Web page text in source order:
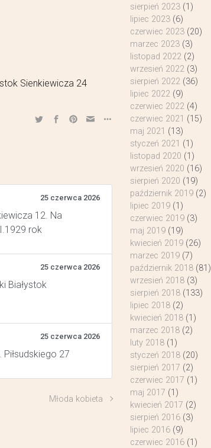
Sienkiewicza 24
25 czerwca 2026
12. Na
rok
25 czerwca 2026
Białystok
25 czerwca 2026
27
Młoda kobieta
sierpień 2023(1)
lipiec 2023(6)
czerwiec 2023(20)
marzec 2023(3)
listopad 2022(2)
wrzesień 2022(3)
sierpień 2022(36)
lipiec 2022(9)
czerwiec 2022(4)
czerwiec 2021 (15)
maj 2021 (13)
styczeń 2021 (1)
listopad 2020 (1)
wrzesień 2020 (16)
sierpień 2020 (19)
październik 2019(2)
lipiec 2019(1)
czerwiec 2019(3)
maj 2019(19)
kwiecień 2019(26)
marzec 2019(7)
październik 2018(81)
wrzesień 2018(3)
sierpień 2018(133)
lipiec 2018(2)
kwiecień 2018(1)
marzec 2018(2)
luty 2018(1)
styczeń 2018(20)
sierpień 2017 (2)
czerwiec 2017 (1)
maj 2017 (1)
kwiecień 2017 (2)
sierpień 2016(3)
lipiec 2016(9)
czerwiec 2016(1)